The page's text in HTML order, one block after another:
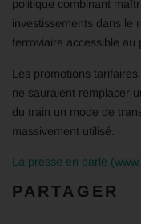
politique combinant
investissements dans le
ferroviaire accessible au
Les promotions
ne sauraient remplacer
du train un mode de
massivement utilisé.
La presse en parle
PARTAGER